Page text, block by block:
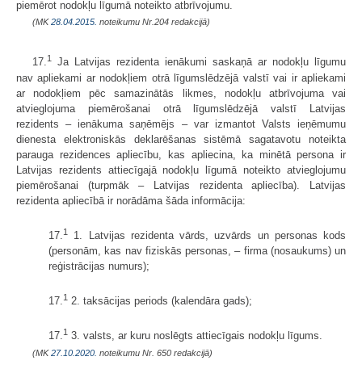
piemērot nodokļu līgumā noteikto atbrīvojumu.
(MK28.04.2015. noteikumu Nr.204 redakcijā)
17.1 Ja Latvijas rezidenta ienākumi saskaņā ar nodokļu līgumu
nav apliekami ar nodokļiem otrā līgumslēdzējā valstī vai ir apliekami
ar nodokļiem pēc samazinātās likmes, nodokļu atbrīvojuma vai
atvieglojuma piemērošanai otrā līgumslēdzējā valstī Latvijas
rezidents – ienākuma saņēmējs – var izmantot Valsts ieņēmumu
dienesta elektroniskās deklarēšanas sistēmā sagatavotu noteikta
parauga rezidences apliecību, kas apliecina, ka minētā persona ir
Latvijas rezidents attiecīgajā nodokļu līgumā noteikto atvieglojumu
piemērošanai (turpmāk – Latvijas rezidenta apliecība). Latvijas
rezidenta apliecībā ir norādāma šāda informācija:
17.1
1. Latvijas rezidenta vārds, uzvārds un personas kods
(personām, kas nav fiziskās personas, – firma (nosaukums) un
reģistrācijas numurs);
17.1 2. taksācijas periods (kalendāra gads);
17.1 3. valsts, ar kuru noslēgts attiecīgais nodokļu līgums.
(MK27.10.2020. noteikumu Nr. 650 redakcijā)